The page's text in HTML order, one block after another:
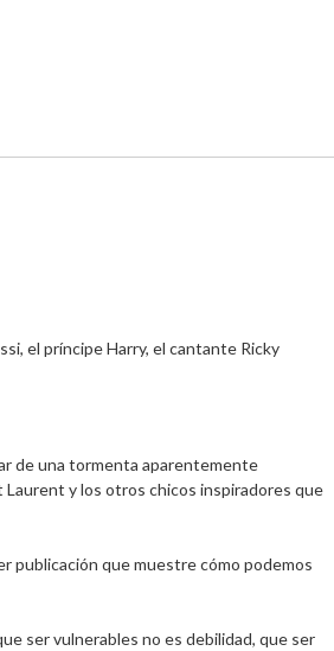
el príncipe Harry, el cantante Ricky
de una tormenta aparentemente
Laurent y los otros chicos inspiradores que
publicación que muestre cómo podemos
ser vulnerables no es debilidad, que ser